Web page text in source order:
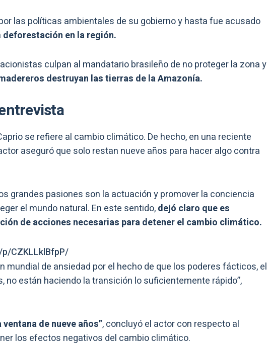
las políticas ambientales de su gobierno y hasta fue acusado
deforestación en la región.
culpan al mandatario brasileño de no proteger la zona y
destruyan las tierras de la Amazonía.
se refiere al cambio climático. De hecho, en una reciente
aseguró que solo restan nueve años para hacer algo contra
grandes pasiones son la actuación y promover la conciencia
el mundo natural. En este sentido,dejó claro que es
de acciones necesarias para detener el cambio climático.
CZKLLklBfpP/
mundial de ansiedad por el hecho de que los poderes fácticos, el
no están haciendo la transición lo suficientemente rápido”,
de nueve años”, concluyó el actor con respecto al
los efectos negativos del cambio climático.